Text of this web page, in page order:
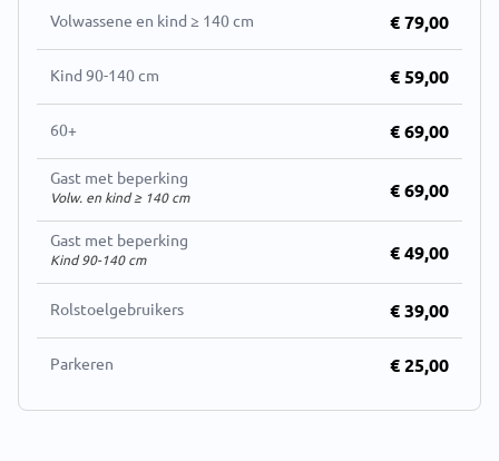
Volwassene en kind ≥ 140 cm € 79,00
Kind 90-140 cm € 59,00
60+ € 69,00
Gast met beperking
Volw. en kind ≥ 140 cm € 69,00
Gast met beperking
Kind 90-140 cm € 49,00
Rolstoelgebruikers € 39,00
Parkeren € 25,00